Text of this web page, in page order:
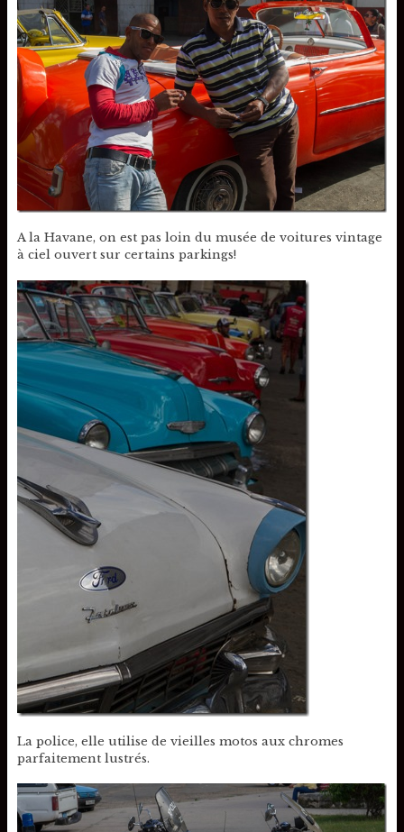
A la Havane, on est pas loin du musée de voitures vintage
à ciel ouvert sur certains parkings!
La police, elle utilise de vieilles motos aux chromes
parfaitement lustrés.